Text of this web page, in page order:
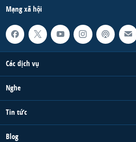
Mạng xã hội
Các dịch vụ
Nghe
Tin tức
Blog